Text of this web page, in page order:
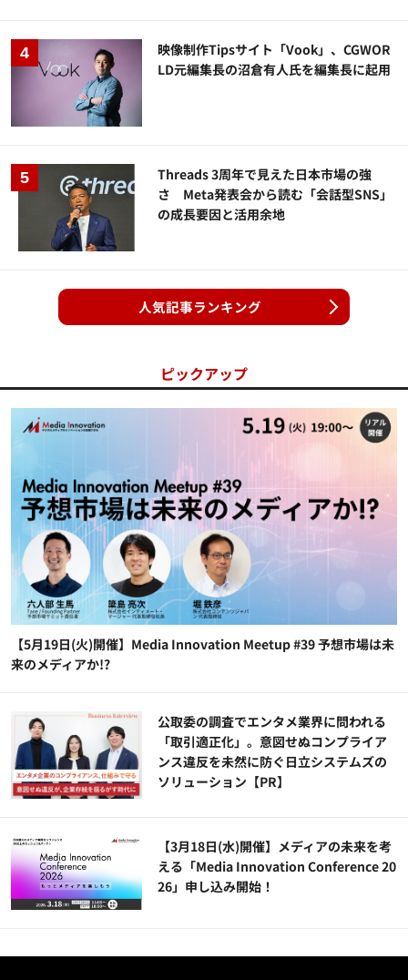
映像制作Tipsサイト「Vook」、CGWOR
LD元編集長の沼倉有人氏を編集長に起用
Threads 3周年で見えた日本市場の強
さ Meta発表会から読む「会話型SNS」
の成長要因と活用余地
人気記事ランキング
ピックアップ
【5月19日(火)開催】Media Innovation Meetup #39 予想市場は未
来のメディアか!?
公​​取委の調査でエンタメ業界に問われる
「取引適正化」。意図せぬコンプライア
ンス違反を未然に防ぐ日立システムズの
ソリューション​【PR】
【3月18日(水)開催】メディアの未来を考
える「Media Innovation Conference 20
26」申し込み開始！